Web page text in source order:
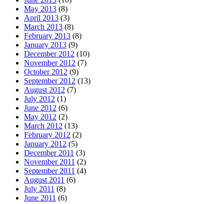
May 2013 (8)
April 2013 (3)
March 2013 (8)
February 2013 (8)
January 2013 (9)
December 2012 (10)
November 2012 (7)
October 2012 (9)
September 2012 (13)
August 2012 (7)
July 2012 (1)
June 2012 (6)
May 2012 (2)
March 2012 (13)
February 2012 (2)
January 2012 (5)
December 2011 (3)
November 2011 (2)
September 2011 (4)
August 2011 (6)
July 2011 (8)
June 2011 (6)